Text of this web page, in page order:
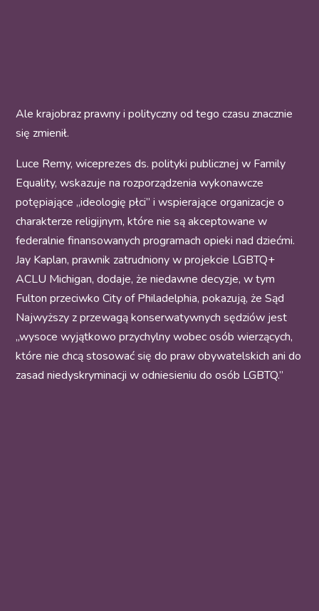
Ale krajobraz prawny i polityczny od tego czasu znacznie
się zmienił.
Luce Remy, wiceprezes ds. polityki publicznej w Family
Equality, wskazuje na rozporządzenia wykonawcze
potępiające „ideologię płci” i wspierające organizacje o
charakterze religijnym, które nie są akceptowane w
federalnie finansowanych programach opieki nad dziećmi.
Jay Kaplan, prawnik zatrudniony w projekcie LGBTQ+
ACLU Michigan, dodaje, że niedawne decyzje, w tym
Fulton przeciwko City of Philadelphia, pokazują, że Sąd
Najwyższy z przewagą konserwatywnych sędziów jest
„wysoce wyjątkowo przychylny wobec osób wierzących,
które nie chcą stosować się do praw obywatelskich ani do
zasad niedyskryminacji w odniesieniu do osób LGBTQ.”